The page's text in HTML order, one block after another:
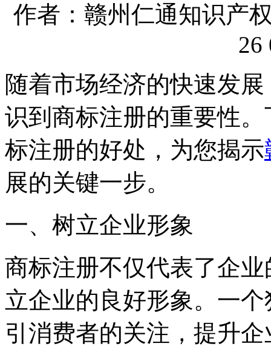
作者：赣州仁通知识产
26
随着市场经济的快速发
识到商标注册的重要性
标注册的好处，为您揭示
展的关键一步。
一、树立企业形象
商标注册不仅代表了企
立企业的良好形象。一
引消费者的关注，提升